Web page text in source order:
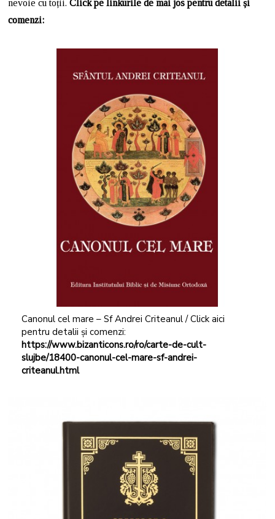
nevoie cu toții.Click pe linkurile de mai jos pentru detalii și
comenzi:
Canonul cel mare – Sf Andrei Criteanul / Click aici
pentru detalii și comenzi:
https://www.bizanticons.ro/ro/carte-de-cult-
slujbe/18400-canonul-cel-mare-sf-andrei-
criteanul.html